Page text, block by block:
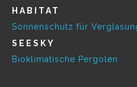
HABITAT
Sonnenschutz für
SEESKY
Bioklimatische Pergolen